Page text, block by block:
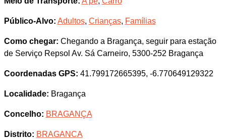
Público-Alvo: Adultos, Crianças, Famílias
Como chegar: Chegando a Bragança, seguir para estação
de Serviço Repsol Av. Sá Carneiro, 5300-252 Bragança
Coordenadas GPS: 41.799172665395, -6.770649129322
Localidade: Bragança
Concelho: BRAGANÇA
Distrito: BRAGANCA